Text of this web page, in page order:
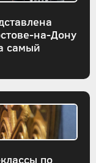
на-Дону
самый
по